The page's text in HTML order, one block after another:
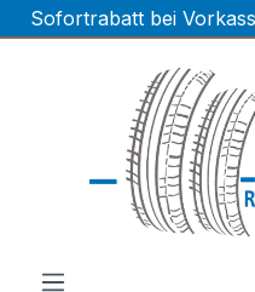
Zum Hauptinhalt springen
Sofortrabatt bei